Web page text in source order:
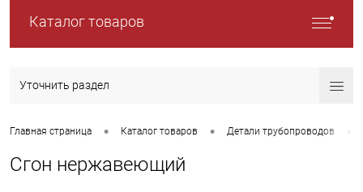
Каталог товаров
Уточнить раздел
Главная страница • Каталог товаров • Детали трубопроводов
Сгон нержавеющий